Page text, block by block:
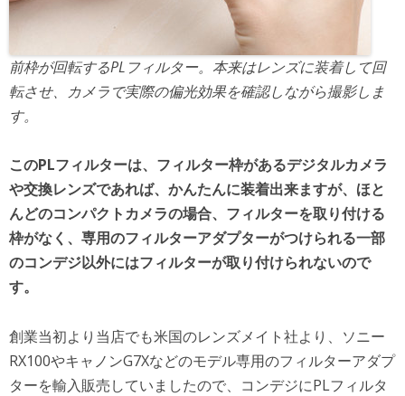
前枠が回転するPLフィルター。本来はレンズに装着して回
転させ、カメラで実際の偏光効果を確認しながら撮影しま
す。
このPLフィルターは、フィルター枠があるデジタルカメラ
や交換レンズであれば、かんたんに装着出来ますが、ほと
んどのコンパクトカメラの場合、フィルターを取り付ける
枠がなく、専用のフィルターアダプターがつけられる一部
のコンデジ以外にはフィルターが取り付けられないので
す。
創業当初より当店でも米国のレンズメイト社より、ソニー
RX100やキャノンG7Xなどのモデル専用のフィルターアダプ
ターを輸入販売していましたので、コンデジにPLフィルタ